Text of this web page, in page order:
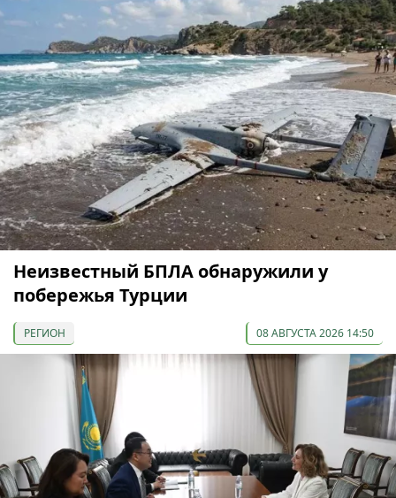
Неизвестный БПЛА обнаружили у
побережья Турции
РЕГИОН 08 АВГУСТА 2026 14:50